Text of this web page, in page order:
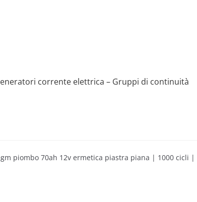
corrente elettrica – Gruppi di continuità
Produttori Sample Page Shop
piombo 70ah 12v ermetica piastra piana | 1000 cicli |